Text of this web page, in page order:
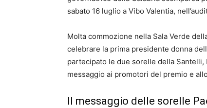
sabato 16 luglio a Vibo Valentia,
Molta commozione nella Sala Verde
celebrare la prima presidente donna
partecipato le due sorelle della
messaggio ai promotori del premio e
Il messaggio delle sorelle